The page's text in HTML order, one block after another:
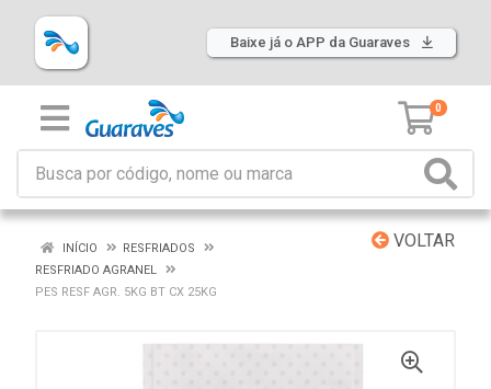
Baixe já o APP da Guaraves
0
VOLTAR
INÍCIO
RESFRIADOS
RESFRIADO AGRANEL
PES RESF AGR. 5KG BT CX 25KG